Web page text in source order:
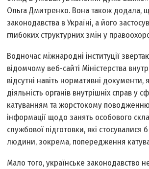
Ольга Дмитренко. Вона також додала,
законодавства в Україні, а його
глибоких структурних змін у
Водночас міжнародні інституції
відомчому веб-сайті Міністерства
відсутні навіть нормативні документи,
діяльність органів внутрішніх справ у
катуванням та жорстокому
інформації щодо занять особового
службової підготовки, які
людини, зокрема, попередження
Мало того, українське законодавство